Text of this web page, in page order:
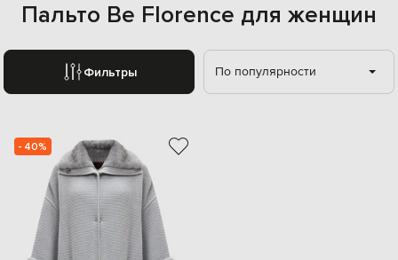
Пальто Be Florence для женщин
Фильтры По популярности
- 40%